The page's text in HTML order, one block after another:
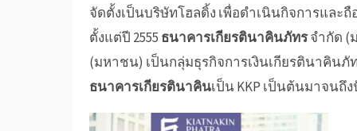
จัดตั้งเป็นบริษัทโฮลดิ้ง เพื่อดำเนินกิจการแล
ตั้งแต่ปี 2555 ธนาคารเกียรตินาคินภัทรจำกัด (
(มหาชน) เป็นกลุ่มธุรกิจการเงินเกียรตินาคิน
ธนาคารเกียรตินาคินเป็นKKP เป็นต้นมาจนถึ